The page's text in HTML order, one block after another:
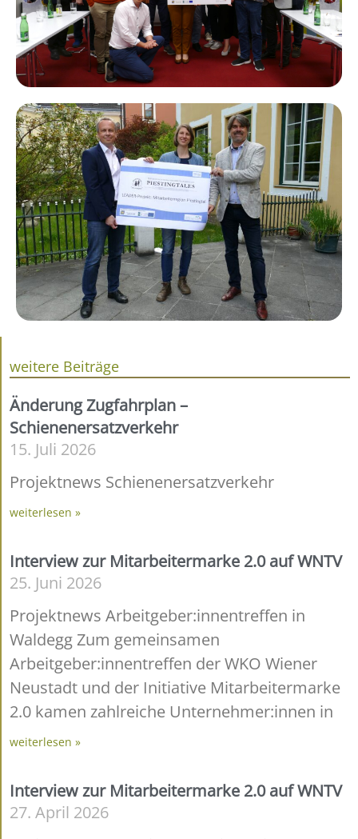
weitere Beiträge
Änderung Zugfahrplan –
Schienenersatzverkehr
15. Juli 2026
Projektnews Schienenersatzverkehr
weiterlesen »
Interview zur Mitarbeitermarke 2.0 auf WNTV
25. Juni 2026
Projektnews Arbeitgeber:innentreffen in
Waldegg Zum gemeinsamen
Arbeitgeber:innentreffen der WKO Wiener
Neustadt und der Initiative Mitarbeitermarke
2.0 kamen zahlreiche Unternehmer:innen in
weiterlesen »
Interview zur Mitarbeitermarke 2.0 auf WNTV
27. April 2026